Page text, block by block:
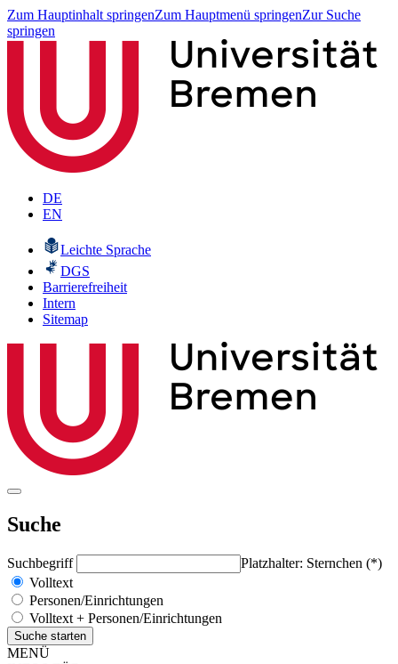
Zum Hauptinhalt springenZum Hauptmenü springenZur Suche
springen
DE
EN
Leichte Sprache
DGS
Barrierefreiheit
Intern
Sitemap
Suche
Suchbegriff
Platzhalter: Sternchen (*)
Volltext
Personen/Einrichtungen
Volltext + Personen/Einrichtungen
MENÜ